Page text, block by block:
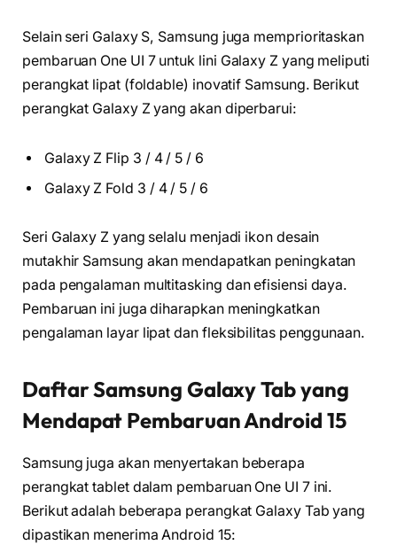
Selain seri Galaxy S, Samsung juga memprioritaskan
pembaruan One UI 7 untuk lini Galaxy Z yang meliputi
perangkat lipat (foldable) inovatif Samsung. Berikut
perangkat Galaxy Z yang akan diperbarui:
Galaxy Z Flip 3 / 4 / 5 / 6
Galaxy Z Fold 3 / 4 / 5 / 6
Seri Galaxy Z yang selalu menjadi ikon desain
mutakhir Samsung akan mendapatkan peningkatan
pada pengalaman multitasking dan efisiensi daya.
Pembaruan ini juga diharapkan meningkatkan
pengalaman layar lipat dan fleksibilitas penggunaan.
Daftar Samsung Galaxy Tab yang
Mendapat Pembaruan Android 15
Samsung juga akan menyertakan beberapa
perangkat tablet dalam pembaruan One UI 7 ini.
Berikut adalah beberapa perangkat Galaxy Tab yang
dipastikan menerima Android 15: